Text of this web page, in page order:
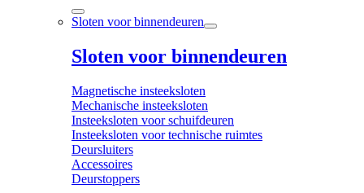
Sloten voor binnendeuren
Sloten voor binnendeuren
Magnetische insteeksloten
Mechanische insteeksloten
Insteeksloten voor schuifdeuren
Insteeksloten voor technische ruimtes
Deursluiters
Accessoires
Deurstoppers